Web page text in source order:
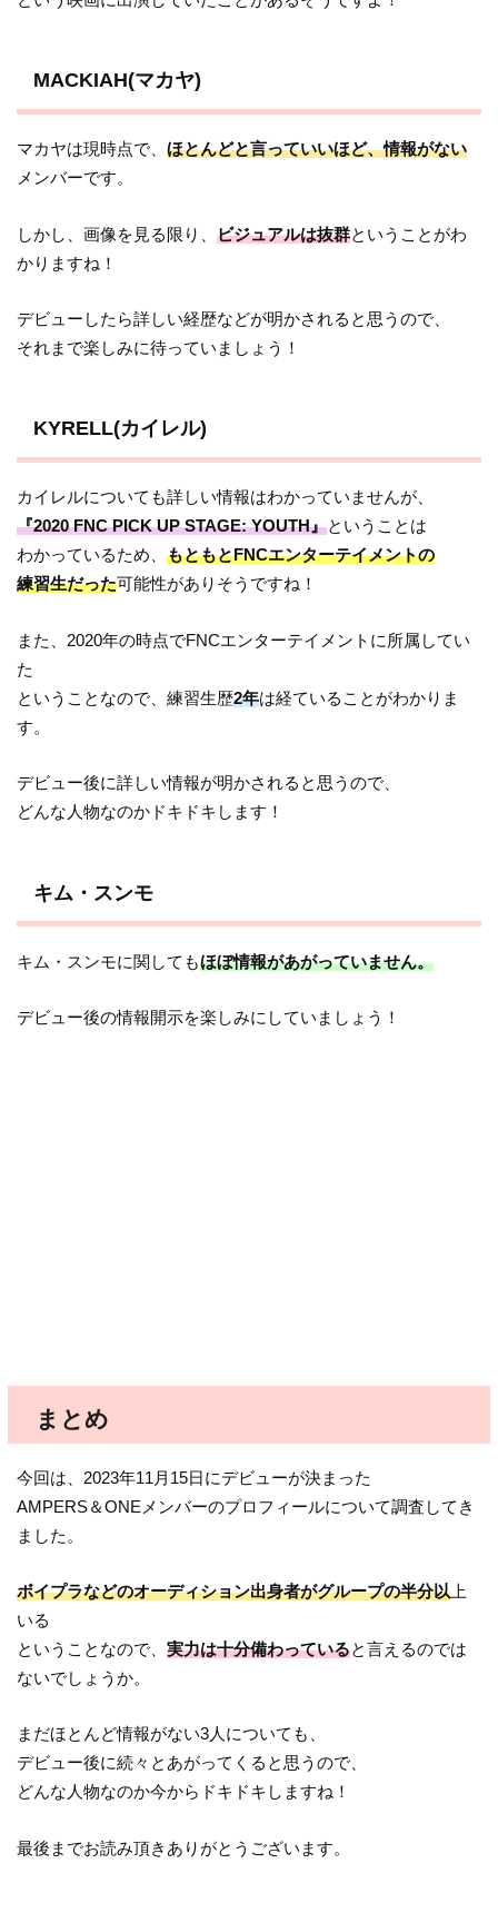
MACKIAH(マカヤ)
マカヤは現時点で、ほとんどと言っていいほど、情報がない
メンバーです。
しかし、画像を見る限り、ビジュアルは抜群ということがわ
かりますね！
デビューしたら詳しい経歴などが明かされると思うので、
それまで楽しみに待っていましょう！
KYRELL(カイレル)
カイレルについても詳しい情報はわかっていませんが、
『2020 FNC PICK UP STAGE: YOUTH』ということは
わかっているため、もともとFNCエンターテイメントの
練習生だった可能性がありそうですね！
また、2020年の時点でFNCエンターテイメントに所属してい
た
ということなので、練習生歴2年は経ていることがわかりま
す。
デビュー後に詳しい情報が明かされると思うので、
どんな人物なのかドキドキします！
キム・スンモ
キム・スンモに関してもほぼ情報があがっていません。
デビュー後の情報開示を楽しみにしていましょう！
まとめ
今回は、2023年11月15日にデビューが決まった
AMPERS＆ONEメンバーのプロフィールについて調査してき
ました。
ボイプラなどのオーディション出身者がグループの半分以 上
いる
ということなので、実力は十分備わっていると言えるのでは
ないでしょうか。
まだほとんど情報がない3人についても、
デビュー後に続々とあがってくると思うので、
どんな人物なのか今からドキドキしますね！
最後までお読み頂きありがとうございます。